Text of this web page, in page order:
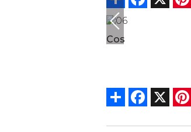
Cos
Share Facebook